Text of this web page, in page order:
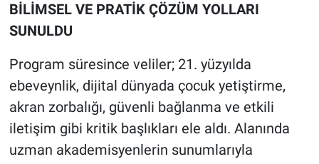
BİLİMSEL VE PRATİK ÇÖZÜM YOLLARI
SUNULDU
Program süresince veliler; 21. yüzyılda
ebeveynlik, dijital dünyada çocuk yetiştirme,
akran zorbalığı, güvenli bağlanma ve etkili
iletişim gibi kritik başlıkları ele aldı. Alanında
uzman akademisyenlerin sunumlarıyla